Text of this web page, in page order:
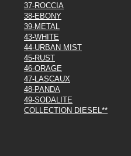
37-ROCCIA
38-EBONY
39-METAL
43-WHITE
44-URBAN MIST
45-RUST
46-ORAGE
47-LASCAUX
48-PANDA
49-SODALITE
COLLECTION DIESEL**